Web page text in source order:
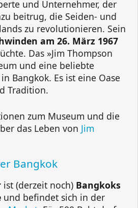
und Unternehmer, der
beitrug, die Seiden- und
zu revolutionieren. Sein
am 26. März 1967
Das »Jim Thompson
und eine beliebte
Bangkok. Es ist eine Oase
Tradition.
zum Museum und die
das Leben von Jim
Bangkok
ist (derzeit noch) Bangkoks
und befindet sich in der